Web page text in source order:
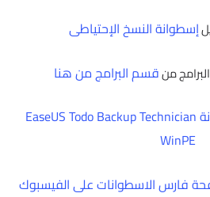
إسطوانة النسخ الإحتياطى
منقسم البرامج من هنا
اسطوانة EaseUS Todo Backup Technician
WinPE
فارس الاسطوانات على الفيسبوك